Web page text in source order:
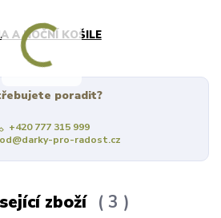
A NOČNÍ KOŠILE
poradit?
+420 777 315 999
pro-radost.cz
zboží 3